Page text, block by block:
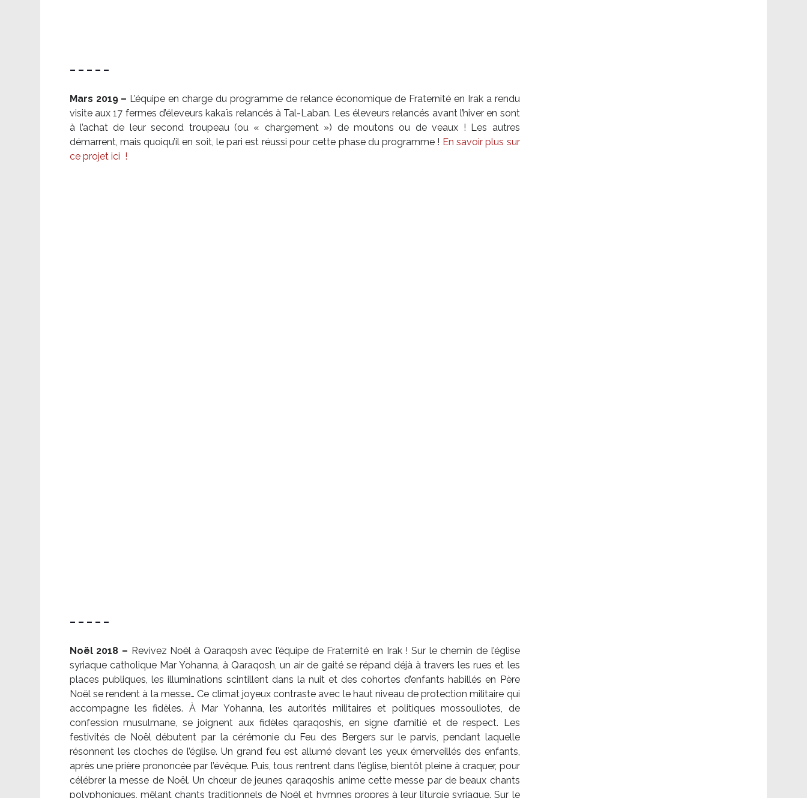
– – – – –
Mars 2019 – L’équipe en charge du programme de relance économique de Fraternité en Irak a rendu
visite aux 17 fermes d’éleveurs kakaïs relancés à Tal-Laban. Les éleveurs relancés avant l’hiver en sont
à l’achat de leur second troupeau (ou « chargement ») de moutons ou de veaux ! Les autres
démarrent, mais quoiqu’il en soit, le pari est réussi pour cette phase du programme ! En savoir plus sur
ce projet ici !
– – – – –
Noël 2018 – Revivez Noël à Qaraqosh avec l’équipe de Fraternité en Irak ! Sur le chemin de l’église
syriaque catholique Mar Yohanna, à Qaraqosh, un air de gaité se répand déjà à travers les rues et les
places publiques, les illuminations scintillent dans la nuit et des cohortes d’enfants habillés en Père
Noël se rendent à la messe… Ce climat joyeux contraste avec le haut niveau de protection militaire qui
accompagne les fidèles. À Mar Yohanna, les autorités militaires et politiques mossouliotes, de
confession musulmane, se joignent aux fidèles qaraqoshis, en signe d’amitié et de respect. Les
festivités de Noël débutent par la cérémonie du Feu des Bergers sur le parvis, pendant laquelle
résonnent les cloches de l’église. Un grand feu est allumé devant les yeux émerveillés des enfants,
après une prière prononcée par l’évêque. Puis, tous rentrent dans l’église, bientôt pleine à craquer, pour
célébrer la messe de Noël. Un chœur de jeunes qaraqoshis anime cette messe par de beaux chants
polyphoniques, mêlant chants traditionnels de Noël et hymnes propres à leur liturgie syriaque. Sur le